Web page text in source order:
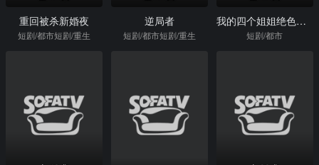
重回被杀新婚夜
短剧/都市短剧/重生
逆局者
短剧/都市短剧/重生
我的四个姐姐绝色倾城
短剧/都市